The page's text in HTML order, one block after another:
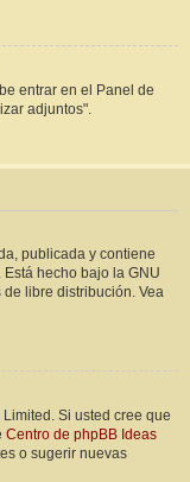
entrar en el Panel de
adjuntos".
publicada y contiene
. Está hecho bajo la GNU
libre distribución. Vea
Si usted cree que
Centro de phpBB Ideas
o sugerir nuevas